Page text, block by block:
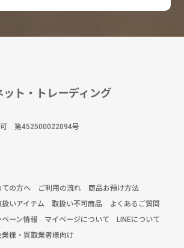
ト・トレーディング
可 第452500022094号
ての方へ ご利用の流れ
商品お預け方法
扱いアイテム 取扱い不可商品
よくあるご質問
ペーン情報 マイページについて
LINEについて
業様・買取業者様向け